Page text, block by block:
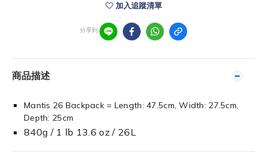
加入追蹤清單
分享到
商品描述
Mantis 26 Backpack = Length: 47.5cm, Width: 27.5cm,
Depth: 25cm
840g / 1 lb 13.6 oz / 26L